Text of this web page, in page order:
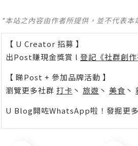
*本站之內容由作者所提供，並不代表
【 U Creator 招募 】
出Post賺現金獎賞 l 登記《社群創作
【 睇Post + 參加品牌活動 】
瀏覽更多社群 打卡 丶 旅遊 丶 美食 丶
U Blog開咗WhatsApp啦！發掘更多